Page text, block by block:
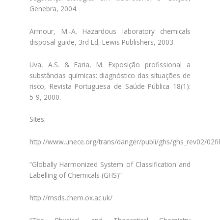
Genebra, 2004.
Armour, M.-A. Hazardous laboratory chemicals
disposal guide, 3rd Ed, Lewis Publishers, 2003.
Uva, A.S. & Faria, M. Exposição profissional a
substâncias químicas: diagnóstico das situações de
risco, Revista Portuguesa de Saúde Pública 18(1):
5-9, 2000.
Sites:
http://www.unece.org/trans/danger/publi/ghs/ghs_rev02/
“Globally Harmonized System of Classification and
Labelling of Chemicals (GHS)”
http://msds.chem.ox.ac.uk/